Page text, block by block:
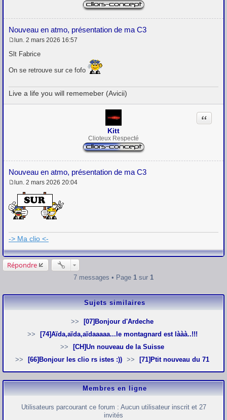
Nouveau en atmo, présentation de ma C3
e
a
e
lun. 2 mars 2026 16:57
Slt Fabrice
On se retrouve sur ce fofo
Live a life you will rememeber (Avicii)
Kitt
Clioteux Respecté
Nouveau en atmo, présentation de ma C3
Citation
e
s
s
a
e
lun. 2 mars 2026 20:04
-> Ma clio <-
Répondre
7 messages • Page 1 sur 1
Sujets similaires
[07]Bonjour d'Ardeche
[74]Aïda,aïda,aïdaaaaa...le montagnard est lààà..!!!
[CH]Un nouveau de la Suisse
[66]Bonjour les clio rs istes :))
[71]Ptit nouveau du 71
Membres en ligne
Utilisateurs parcourant ce forum : Aucun utilisateur inscrit et 27
invités